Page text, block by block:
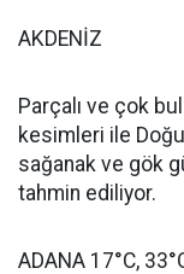
AKDENİZ
Parçalı ve çok
kesimleri ile
sağanak ve gök
tahmin ediliyor.
ADANA 17°C,